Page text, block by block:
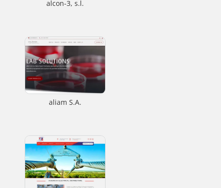
alcon-3, s.l.
aliam S.A.